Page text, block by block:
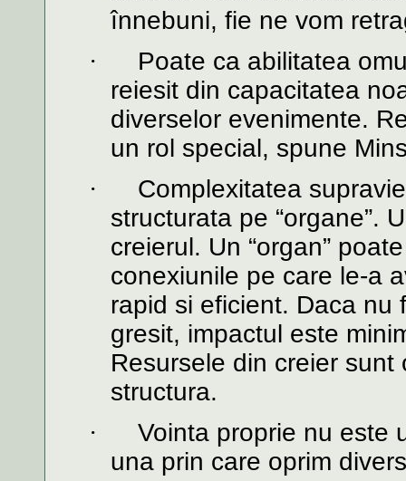
înnebuni, fie ne vom
·
Poate ca abilitatea
reiesit din capacitatea
diverselor evenimente.
un rol special, spune
·
Complexitatea
structurata pe “organe”.
creierul. Un “organ”
conexiunile pe care le-a
rapid si eficient. Daca nu
gresit, impactul este
Resursele din creier
structura.
·
Vointa proprie nu este
una prin care oprim